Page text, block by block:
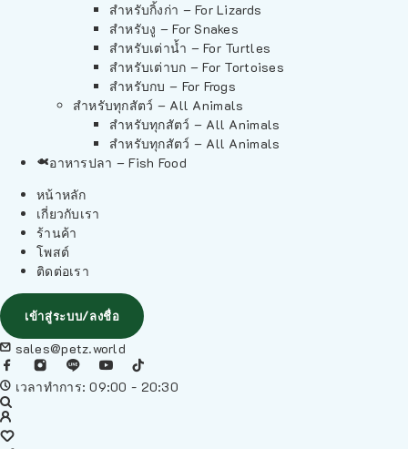
สำหรับกิ้งก่า – For Lizards
สำหรับงู – For Snakes
สำหรับเต่าน้ำ – For Turtles
สำหรับเต่าบก – For Tortoises
สำหรับกบ – For Frogs
สำหรับทุกสัตว์ – All Animals
สำหรับทุกสัตว์ – All Animals
สำหรับทุกสัตว์ – All Animals
อาหารปลา – Fish Food
หน้าหลัก
เกี่ยวกับเรา
ร้านค้า
โพสต์
ติดต่อเรา
เข้าสู่ระบบ/ลงชื่อ
sales@petz.world
เวลาทำการ: 09:00 - 20:30